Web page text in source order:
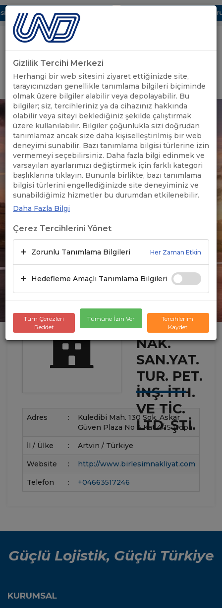
Dijital UBAK Bölümü Hakkında UND, Yunanistan Vize
Uluslararası Nakliyeciler Derneği
GİRİŞ YAP
BIRLEŞIM
ULUS.
NAK.
SAN.YAT.
TUR. PET.
İNŞ. İTH.
VE TIC.
LTD. ŞTI.
Adres :
Kuledibi Mah. 130 Sok. Askar
Güven Plaza No 3 Kat 4/15 Hopa
İl / Ülke : Artvin / Türkiye
Website : http://www.birlesimnakliyat.com
Telefon : +04663517246
Güçlü Lojistik, Güçlü Türkiye
KURUMSAL
Gizlilik Tercihi Merkezi
Herhangi bir web sitesini ziyaret ettiğinizde site,
tarayıcınızdan genellikle tanımlama bilgileri biçiminde
olmak üzere bilgiler alabilir veya depolayabilir. Bu
bilgiler; siz, tercihleriniz ya da cihazınız hakkında
olabilir veya siteyi beklediğiniz şekilde çalıştırmak
üzere kullanılabilir. Bilgiler çoğunlukla sizi doğrudan
tanımlamaz ancak size daha kişiselleştirilmiş bir web
deneyimi sunabilir. Bazı tanımlama bilgisi türlerine izin
vermemeyi seçebilirsiniz. Daha fazla bilgi edinmek ve
varsayılan ayarlarımızı değiştirmek için farklı kategori
başlıklarına tıklayın. Bununla birlikte, bazı tanımlama
bilgisi türlerini engellediğinizde site deneyiminiz ve
sunabildiğimiz hizmetler bu durumdan etkilenebilir.
Daha Fazla Bilgi
Çerez Tercihlerini Yönet
Zorunlu Tanımlama Bilgileri Her Zaman Etkin
Hedefleme Amaçlı Tanımlama Bilgileri
Tüm Çerezleri
Reddet
Tümüne İzin Ver
Tercihlerimi
Kaydet